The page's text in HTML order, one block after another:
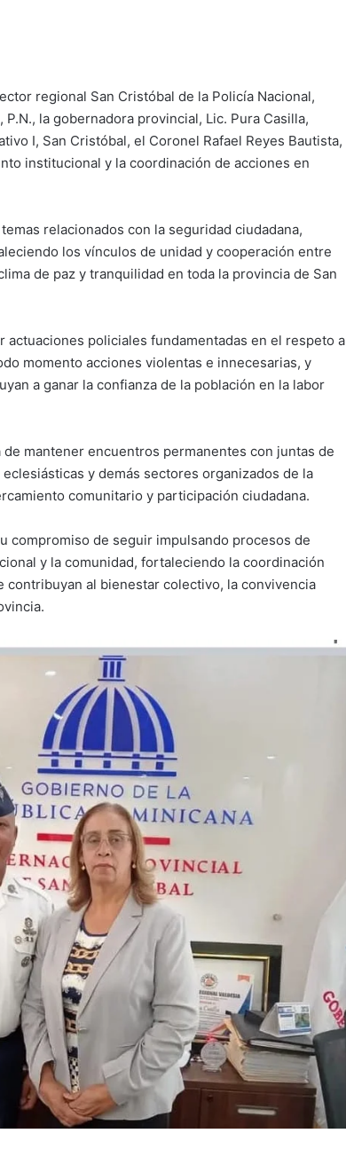
regional San Cristóbal de la Policía Nacional,
la gobernadora provincial, Lic. Pura Casilla,
I, San Cristóbal, el Coronel Rafael Reyes Bautista,
institucional y la coordinación de acciones en
relacionados con la seguridad ciudadana,
los vínculos de unidad y cooperación entre
de paz y tranquilidad en toda la provincia de San
policiales fundamentadas en el respeto a
momento acciones violentas e innecesarias, y
a ganar la confianza de la población en la labor
mantener encuentros permanentes con juntas de
y demás sectores organizados de la
comunitario y participación ciudadana.
compromiso de seguir impulsando procesos de
y la comunidad, fortaleciendo la coordinación
al bienestar colectivo, la convivencia